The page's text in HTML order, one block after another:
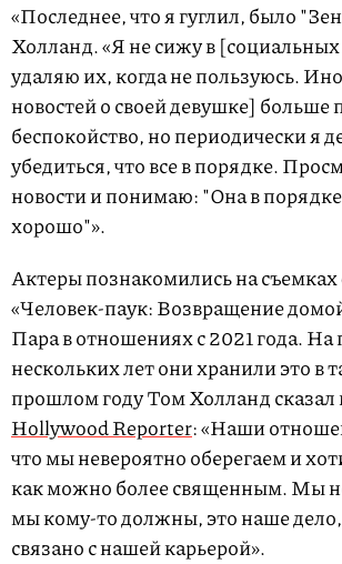
«Последнее, что я гуглил, было
Холланд. «Я не сижу в [социальных
удаляю их, когда не пользуюсь.
новостей о своей девушке] больше
беспокойство, но периодически я
убедиться, что все в порядке.
новости и понимаю: "Она в
хорошо"».
Актеры познакомились на
«Человек-паук: Возвращение
Пара в отношениях с 2021 года.
нескольких лет они хранили это в
прошлом году Том Холланд сказал
Hollywood Reporter: «Наши
что мы невероятно оберегаем и
как можно более священным. Мы
мы кому-то должны, это наше
связано с нашей карьерой».